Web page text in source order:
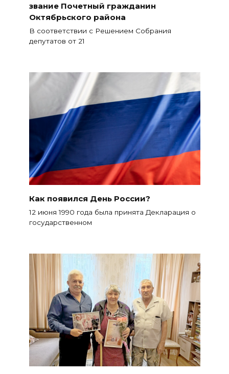
звание Почетный гражданин
Октябрьского района
В соответствии с Решением Собрания
депутатов от 21
Как появился День России?
12 июня 1990 года была принята Декларация о
государственном